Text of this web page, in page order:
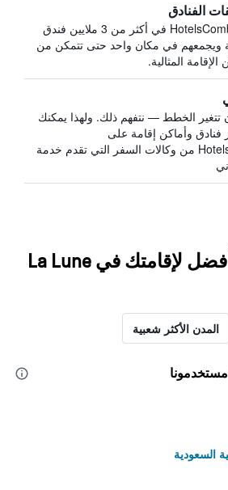
الفنادق
يبحث HotelsCombined في أكثر من 3 ملايين فندق
ويجمعهم في مكان واحد حتى تتمكن من
المثالية.
تتغير الخطط — نتفهم ذلك. ولهذا يمكنك
وأماكن إقامة على
HotelsCombined من وكالات السفر التي تقدم خدمة
اعثر على نتائج أفضل لإقامتك في La Lune
المدن الأكثر شعبية
مستخدمونا
السعودية